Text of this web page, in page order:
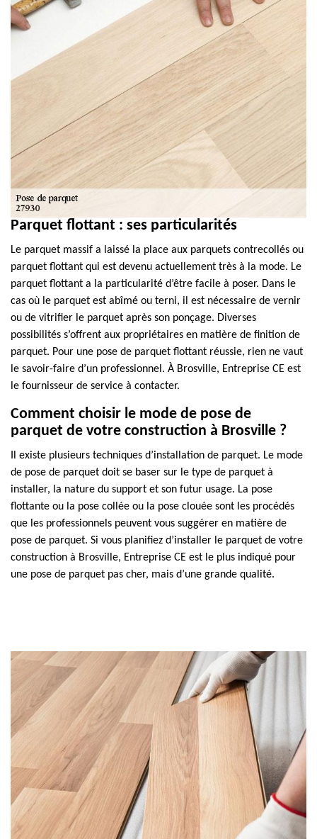
Parquet flottant : ses particularités
Le parquet massif a laissé la place aux parquets contrecollés ou
parquet flottant qui est devenu actuellement très à la mode. Le
parquet flottant a la particularité d’être facile à poser. Dans le
cas où le parquet est abîmé ou terni, il est nécessaire de vernir
ou de vitrifier le parquet après son ponçage. Diverses
possibilités s’offrent aux propriétaires en matière de finition de
parquet. Pour une pose de parquet flottant réussie, rien ne vaut
le savoir-faire d’un professionnel. À Brosville, Entreprise CE est
le fournisseur de service à contacter.
Comment choisir le mode de pose de
parquet de votre construction à Brosville ?
Il existe plusieurs techniques d’installation de parquet. Le mode
de pose de parquet doit se baser sur le type de parquet à
installer, la nature du support et son futur usage. La pose
flottante ou la pose collée ou la pose clouée sont les procédés
que les professionnels peuvent vous suggérer en matière de
pose de parquet. Si vous planifiez d’installer le parquet de votre
construction à Brosville, Entreprise CE est le plus indiqué pour
une pose de parquet pas cher, mais d’une grande qualité.